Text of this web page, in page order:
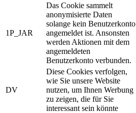
1P_JAR
Das Cookie sammelt
anonymisierte Daten
solange kein Benutzerkonto
angemeldet ist. Ansonsten
werden Aktionen mit dem
angemeldeten
Benutzerkonto verbunden.
DV
Diese Cookies verfolgen,
wie Sie unsere Website
nutzen, um Ihnen Werbung
zu zeigen, die für Sie
interessant sein könnte